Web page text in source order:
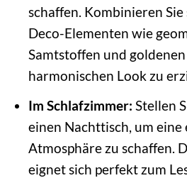
schaffen. Kombinieren
Deco-Elementen wie
Samtstoffen und
harmonischen Look zu
Im Schlafzimmer: Stellen
einen Nachttisch, um eine
Atmosphäre zu schaffen.
eignet sich perfekt zum